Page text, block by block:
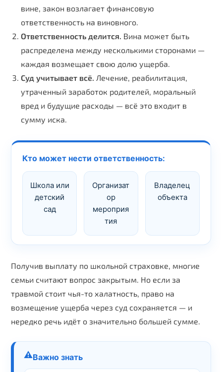
вине, закон возлагает финансовую
ответственность на виновного.
Ответственность делится. Вина может быть
распределена между несколькими сторонами —
каждая возмещает свою долю ущерба.
Суд учитывает всё. Лечение, реабилитация,
утраченный заработок родителей, моральный
вред и будущие расходы — всё это входит в
сумму иска.
Кто может нести ответственность:
Школа или
детский
сад
Организат
ор
мероприя
тия
Владелец
объекта
Получив выплату по школьной страховке, многие
семьи считают вопрос закрытым. Но если за
травмой стоит чья-то халатность, право на
возмещение ущерба через суд сохраняется — и
нередко речь идёт о значительно большей сумме.
⚠️Важно знать